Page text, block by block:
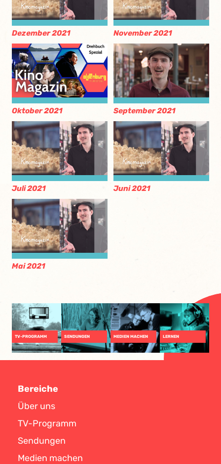
Dezember 2021 November 2021
Oktober 2021 September 2021
Juli 2021 Juni 2021
Mai 2021
TV-PROGRAMM SENDUNGEN MEDIEN MACHEN LERNEN
Bereiche
Über uns
TV-Programm
Sendungen
Medien machen